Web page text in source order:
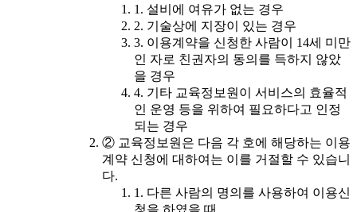
1. 설비에 여유가 없는 경우
2. 기술상에 지장이 있는 경우
3. 이용계약을 신청한 사람이 14세 미만
인 자로 친권자의 동의를 득하지 않았
을 경우
4. 기타 교육정보원이 서비스의 효율적
인 운영 등을 위하여 필요하다고 인정
되는 경우
② 교육정보원은 다음 각 호에 해당하는 이용
계약 신청에 대하여는 이를 거절할 수 있습니
다.
1. 다른 사람의 명의를 사용하여 이용신
청을 하였을 때